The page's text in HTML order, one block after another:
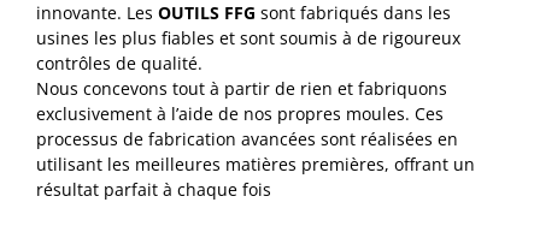
innovante. Les OUTILS FFG sont fabriqués dans les
usines les plus fiables et sont soumis à de rigoureux
contrôles de qualité.
Nous concevons tout à partir de rien et fabriquons
exclusivement à l’aide de nos propres moules. Ces
processus de fabrication avancées sont réalisées en
utilisant les meilleures matières premières, offrant un
résultat parfait à chaque fois